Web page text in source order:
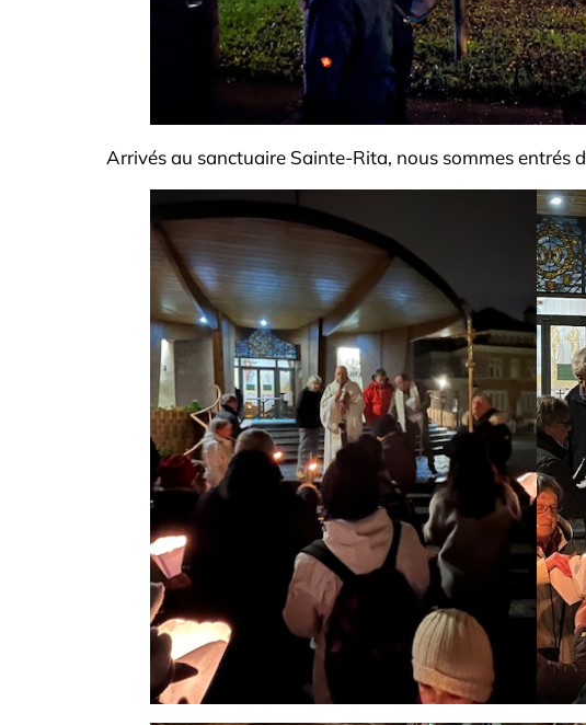
Arrivés au sanctuaire Sainte-Rita, nous sommes entrés